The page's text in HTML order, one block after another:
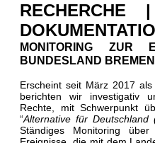
MONITORING ZUR
BUNDESLAND BREMEN
Erscheint seit März 2017
berichten wir investigativ
Rechte, mit Schwerpunkt
“Alternative für Deutschland
Ständiges Monitoring über